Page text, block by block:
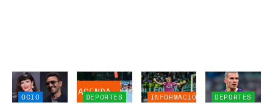
OCIO DEPORTES
AGENDA
INFORMACIÓN
DEPORTES